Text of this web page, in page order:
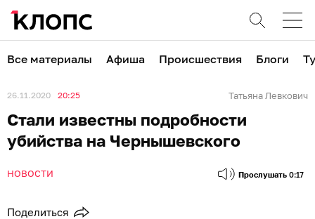
Все материалы Афиша Происшествия Блоги
26.11.2020 20:25 Татьяна Левкович
Стали известны подробности
убийства на Чернышевского
НОВОСТИ Прослушать 0:17
Поделиться